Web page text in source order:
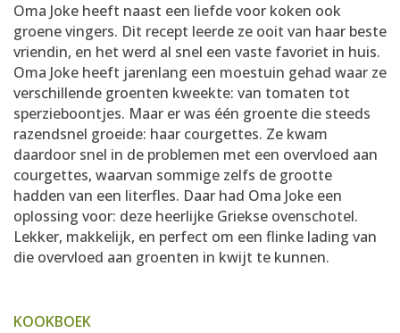
Oma Joke heeft naast een liefde voor koken ook
groene vingers. Dit recept leerde ze ooit van haar beste
vriendin, en het werd al snel een vaste favoriet in huis.
Oma Joke heeft jarenlang een moestuin gehad waar ze
verschillende groenten kweekte: van tomaten tot
sperzieboontjes. Maar er was één groente die steeds
razendsnel groeide: haar courgettes. Ze kwam
daardoor snel in de problemen met een overvloed aan
courgettes, waarvan sommige zelfs de grootte
hadden van een literfles. Daar had Oma Joke een
oplossing voor: deze heerlijke Griekse ovenschotel.
Lekker, makkelijk, en perfect om een flinke lading van
die overvloed aan groenten in kwijt te kunnen.
KOOKBOEK